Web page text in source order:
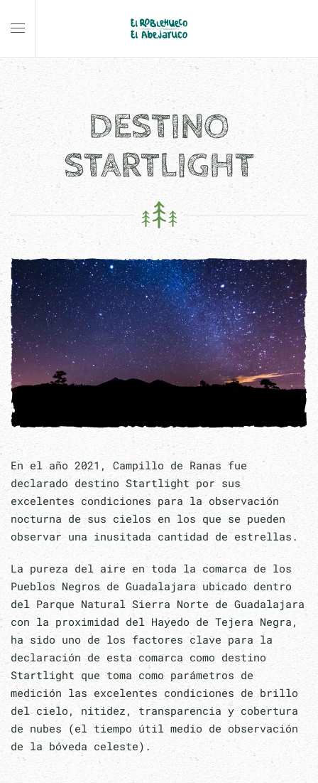
Skip to main content
DESTINO
STARTLIGHT
En el año 2021, Campillo de Ranas fue
declarado destino Startlight por sus
excelentes condiciones para la observación
nocturna de sus cielos en los que se pueden
observar una inusitada cantidad de estrellas.
La pureza del aire en toda la comarca de los
Pueblos Negros de Guadalajara ubicado dentro
del Parque Natural Sierra Norte de Guadalajara
con la proximidad del Hayedo de Tejera Negra,
ha sido uno de los factores clave para la
declaración de esta comarca como destino
Startlight que toma como parámetros de
medición las excelentes condiciones de brillo
del cielo, nitidez, transparencia y cobertura
de nubes (el tiempo útil medio de observación
de la bóveda celeste).